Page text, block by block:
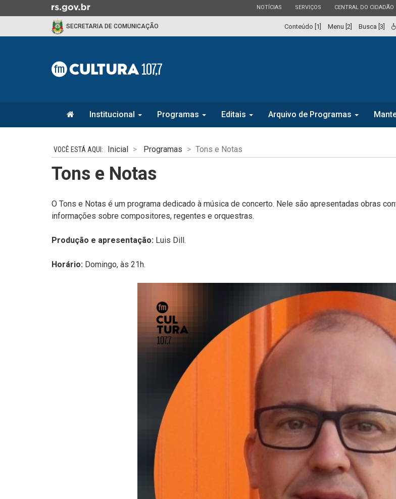
para
a
ESTADO
NOTÍCIAS ESTADO
SERVIÇOS ESTADO
CENTRAL DO CIDADÃO
SECRETARIA DE COMUNICAÇÃO Conteúdo [1] Menu [2] Busca [3]
Institucional Programas Editais Arquivo de Programas
Inicial Programas Tons e Notas
Tons e Notas
O Tons e Notas é um programa dedicado à música de concerto. Nele são apresentadas obras
informações sobre compositores, regentes e orquestras.
Produção e apresentação: Luis Dill.
Horário: Domingo, às 21h.